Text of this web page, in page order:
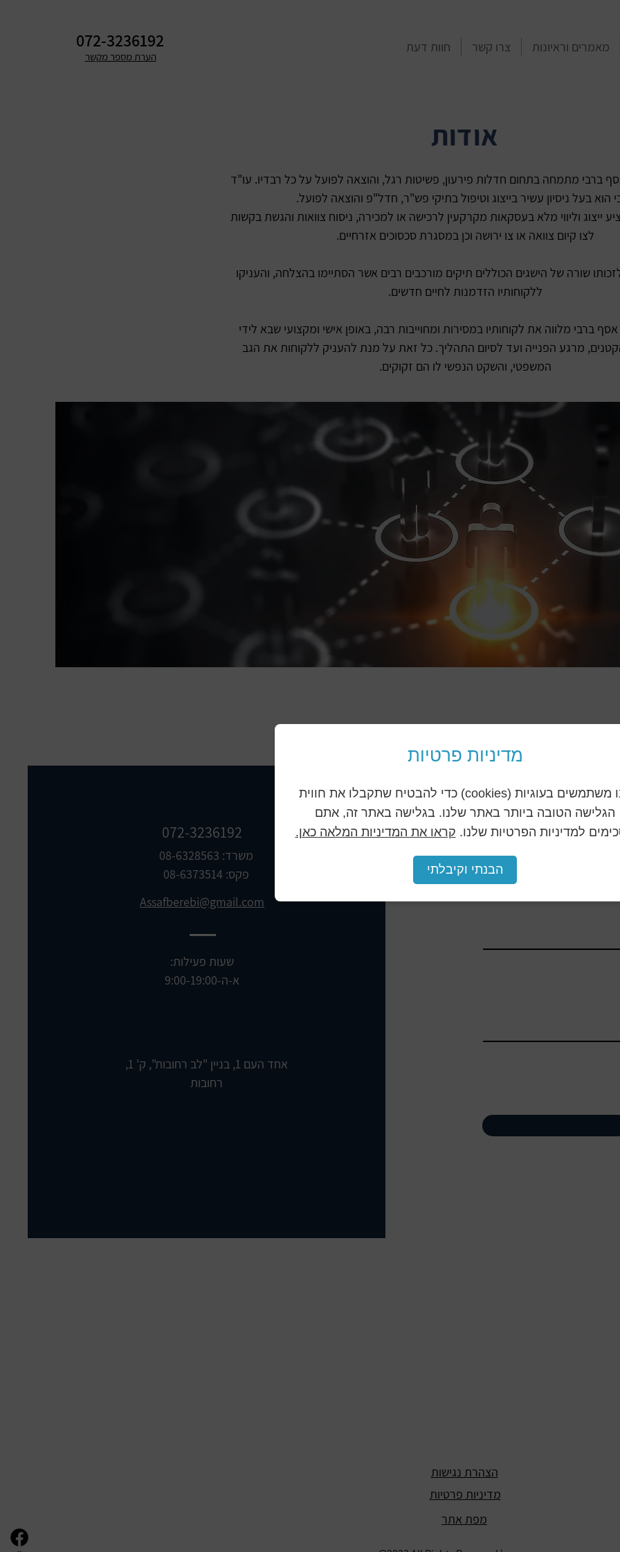
מדיניות פרטיות
אנו משתמשים בעוגיות (cookies) כדי להבטיח שתקבלו את חווית
הגלישה הטובה ביותר באתר שלנו. בגלישה באתר זה, אתם
למדיניות הפרטיות שלנו. קראו את המדיניות המלאה כאן.
הבנתי וקיבלתי
הערת מספר מקשר
072-3236192 מאמרים וראיונות צרו קשר חוות דעת
אודות
ברבי מתמחה בתחום חדלות פירעון, פשיטות רגל, והוצאה לפועל על כל רבדיו. עו"ד
הוא בעל ניסיון עשיר בייצוג וטיפול בתיקי פש"ר, חדל"פ והוצאה לפועל.
ייצוג וליווי מלא בעסקאות מקרקעין לרכישה או למכירה, ניסוח צוואות והגשת בקשות
לצו קיום צוואה או צו ירושה וכן במסגרת סכסוכים אזרחיים.
שורה של הישגים הכוללים תיקים מורכבים רבים אשר הסתיימו בהצלחה, והעניקו
ללקוחותיו הזדמנות לחיים חדשים.
ברבי מלווה את לקוחותיו במסירות ומחוייבות רבה, באופן אישי ומקצועי שבא לידי
מרגע הפנייה ועד לסיום התהליך. כל זאת על מנת להעניק ללקוחות את הגב
המשפטי, והשקט הנפשי לו הם זקוקים.
072-3236192
משרד: 08-6328563
פקס: 08-6373514
Assafberebi@gmail.com
שעות פעילות:
א-ה-9:00-19:00
אחד העם 1, בניין "לב רחובות", ק' 1,
רחובות
הצהרת נגישות
מדיניות פרטיות
מפת אתר